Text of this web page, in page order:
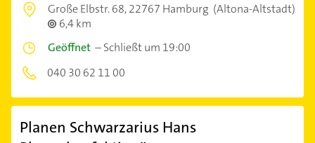
Große Elbstr. 68,22767 Hamburg (Altona-Altstadt)
6,4 km
Geöffnet –Schließt um 19:00
040 30 62 11 00
Planen Schwarzarius Hans